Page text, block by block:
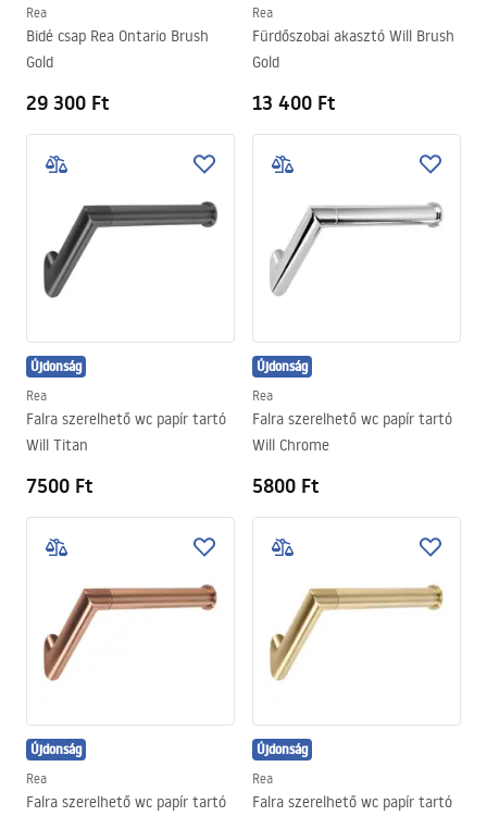
Rea
Bidé csap Rea Ontario Brush
Gold
29 300 Ft
Rea
Fürdőszobai akasztó Will Brush
Gold
13 400 Ft
Újdonság
Rea
Falra szerelhető wc papír tartó
Will Titan
7500 Ft
Újdonság
Rea
Falra szerelhető wc papír tartó
Will Chrome
5800 Ft
Újdonság
Rea
Falra szerelhető wc papír tartó
Újdonság
Rea
Falra szerelhető wc papír tartó